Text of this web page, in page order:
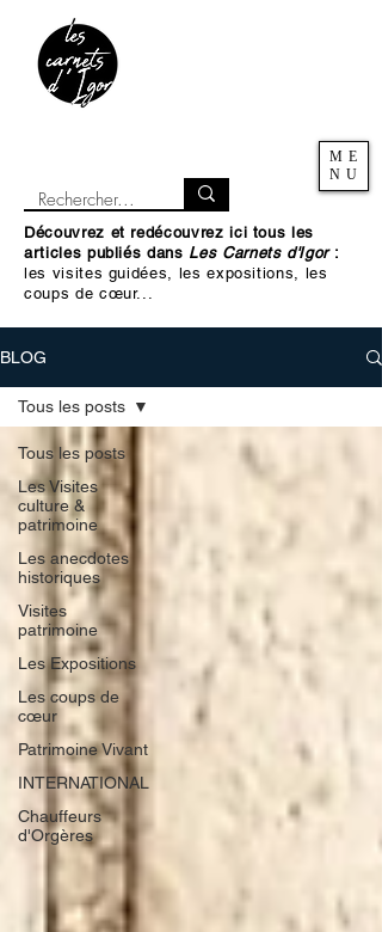
ME
NU
Découvrez et redécouvrez ici tous les
articles publiés dans Les Carnets d'Igor :
les visites guidées, les expositions, les
coups de cœur...
BLOG
Tous les posts
Les Visites
culture &
patrimoine
Les anecdotes
historiques
Visites
patrimoine
Les Expositions
Les coups de
cœur
Patrimoine Vivant
INTERNATIONAL
Chauffeurs
d'Orgères
Tous les posts